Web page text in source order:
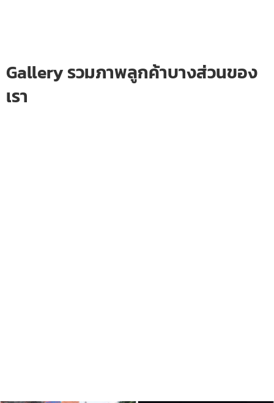
Gallery รวมภาพลูกค้าบางส่วนของ
เรา